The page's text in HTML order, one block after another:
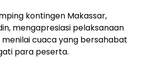
kontingen Makassar,
mengapresiasi pelaksanaan
menilai cuaca yang bersahabat
para peserta.